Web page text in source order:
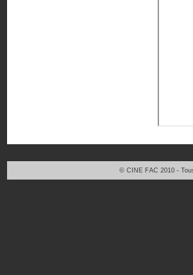
© CINE FAC 2010 -